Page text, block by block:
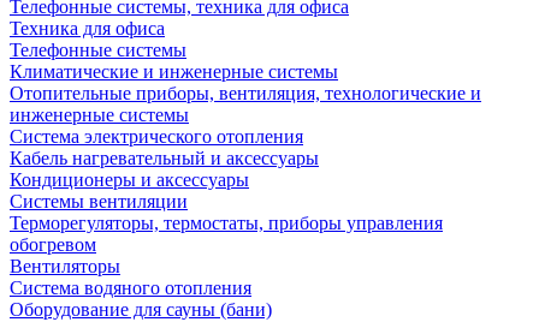
Телефонные системы, техника для офиса
Техника для офиса
Телефонные системы
Климатические и инженерные системы
Отопительные приборы, вентиляция, технологические и
инженерные системы
Система электрического отопления
Кабель нагревательный и аксессуары
Кондиционеры и аксессуары
Системы вентиляции
Терморегуляторы, термостаты, приборы управления
обогревом
Вентиляторы
Система водяного отопления
Оборудование для сауны (бани)